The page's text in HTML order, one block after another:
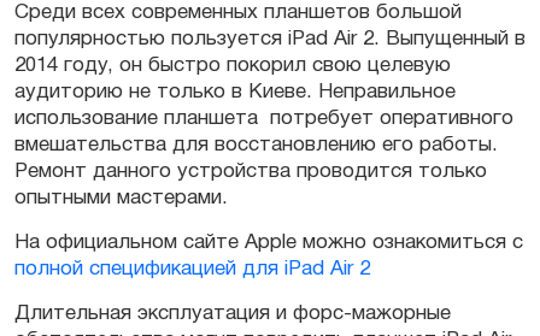
Среди всех современных планшетов большой
популярностью пользуется iPad Air 2. Выпущенный в
2014 году, он быстро покорил свою целевую
аудиторию не только в Киеве. Неправильное
использование планшета потребует оперативного
вмешательства для восстановлению его работы.
Ремонт данного устройства проводится только
опытными мастерами.
На официальном сайте Apple можно ознакомиться с
полной спецификацией для iPad Air 2
Длительная эксплуатация и форс-мажорные